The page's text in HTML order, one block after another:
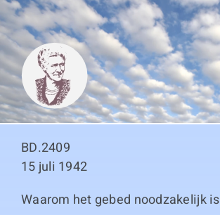
Skip
to
content
Algemeen
Thema boeken
BD.2409
15 juli 1942
Waarom het gebed noodzakelijk is